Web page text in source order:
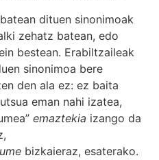
dituen sinonimoak
zehatz batean, edo
bestean. Erabiltzaileak
sinonimoa bere
den ala ez: ez baita
eman nahi izatea,
emaztekia izango da
bizkaieraz, esaterako.